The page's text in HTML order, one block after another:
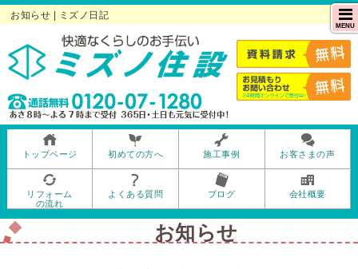
お知らせ | ミズノ日記
MENU
トップページ 初めての方へ 施工事例 お客さまの声
リフォーム
の流れ
よくある質問 ブログ 会社概要
お知らせ